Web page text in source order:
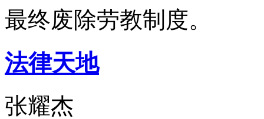
最终废除劳教制度。
法律天地
张耀杰